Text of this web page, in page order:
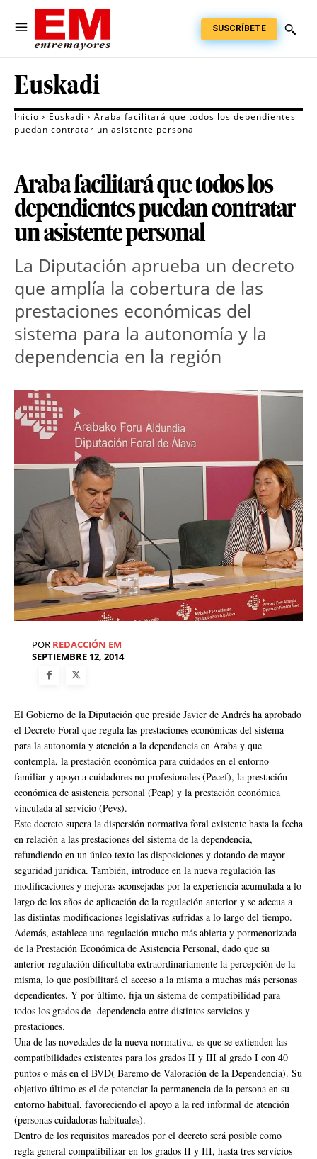
SUSCRÍBETE
Euskadi
Inicio Euskadi
Araba facilitará que todos los dependientes
puedan contratar un asistente personal
Araba facilitará que todos los
dependientes puedan contratar
un asistente personal
La Diputación aprueba un decreto
que amplía la cobertura de las
prestaciones económicas del
sistema para la autonomía y la
dependencia en la región
POR REDACCIÓN EM
SEPTIEMBRE 12, 2014
El Gobierno de la Diputación que preside Javier de Andrés ha aprobado
el Decreto Foral que regula las prestaciones económicas del sistema
para la autonomía y atención a la dependencia en Araba y que
contempla, la prestación económica para cuidados en el entorno
familiar y apoyo a cuidadores no profesionales (Pecef), la prestación
económica de asistencia personal (Peap) y la prestación económica
vinculada al servicio (Pevs).
Este decreto supera la dispersión normativa foral existente hasta la fecha
en relación a las prestaciones del sistema de la dependencia,
refundiendo en un único texto las disposiciones y dotando de mayor
seguridad jurídica. También, introduce en la nueva regulación las
modificaciones y mejoras aconsejadas por la experiencia acumulada a lo
largo de los años de aplicación de la regulación anterior y se adecua a
las distintas modificaciones legislativas sufridas a lo largo del tiempo.
Además, establece una regulación mucho más abierta y pormenorizada
de la Prestación Económica de Asistencia Personal, dado que su
anterior regulación dificultaba extraordinariamente la percepción de la
misma, lo que posibilitará el acceso a la misma a muchas más personas
dependientes. Y por último, fija un sistema de compatibilidad para
todos los grados de dependencia entre distintos servicios y
prestaciones.
Una de las novedades de la nueva normativa, es que se extienden las
compatibilidades existentes para los grados II y III al grado I con 40
puntos o más en el BVD( Baremo de Valoración de la Dependencia). Su
objetivo último es el de potenciar la permanencia de la persona en su
entorno habitual, favoreciendo el apoyo a la red informal de atención
(personas cuidadoras habituales).
Dentro de los requisitos marcados por el decreto será posible como
regla general compatibilizar en los grados II y III, hasta tres servicios